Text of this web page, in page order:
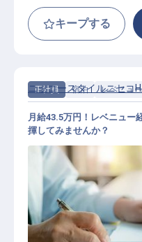
キープする
正社員 宿泊 レベニュー
ニッコースタイルニセコ
月給43.5万円！レベニュー
揮してみませんか？